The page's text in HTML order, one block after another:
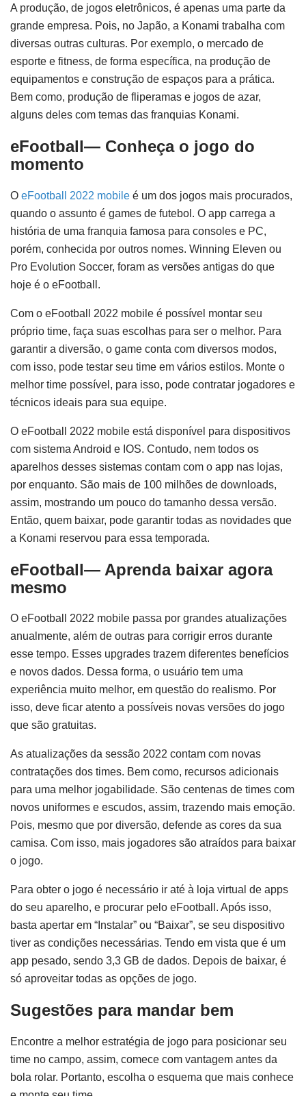
A produção, de jogos eletrônicos, é apenas uma parte da
grande empresa. Pois, no Japão, a Konami trabalha com
diversas outras culturas. Por exemplo, o mercado de
esporte e fitness, de forma específica, na produção de
equipamentos e construção de espaços para a prática.
Bem como, produção de fliperamas e jogos de azar,
alguns deles com temas das franquias Konami.
eFootball— Conheça o jogo do
momento
O eFootball 2022 mobile é um dos jogos mais procurados,
quando o assunto é games de futebol. O app carrega a
história de uma franquia famosa para consoles e PC,
porém, conhecida por outros nomes. Winning Eleven ou
Pro Evolution Soccer, foram as versões antigas do que
hoje é o eFootball.
Com o eFootball 2022 mobile é possível montar seu
próprio time, faça suas escolhas para ser o melhor. Para
garantir a diversão, o game conta com diversos modos,
com isso, pode testar seu time em vários estilos. Monte o
melhor time possível, para isso, pode contratar jogadores e
técnicos ideais para sua equipe.
O eFootball 2022 mobile está disponível para dispositivos
com sistema Android e IOS. Contudo, nem todos os
aparelhos desses sistemas contam com o app nas lojas,
por enquanto. São mais de 100 milhões de downloads,
assim, mostrando um pouco do tamanho dessa versão.
Então, quem baixar, pode garantir todas as novidades que
a Konami reservou para essa temporada.
eFootball— Aprenda baixar agora
mesmo
O eFootball 2022 mobile passa por grandes atualizações
anualmente, além de outras para corrigir erros durante
esse tempo. Esses upgrades trazem diferentes benefícios
e novos dados. Dessa forma, o usuário tem uma
experiência muito melhor, em questão do realismo. Por
isso, deve ficar atento a possíveis novas versões do jogo
que são gratuitas.
As atualizações da sessão 2022 contam com novas
contratações dos times. Bem como, recursos adicionais
para uma melhor jogabilidade. São centenas de times com
novos uniformes e escudos, assim, trazendo mais emoção.
Pois, mesmo que por diversão, defende as cores da sua
camisa. Com isso, mais jogadores são atraídos para baixar
o jogo.
Para obter o jogo é necessário ir até à loja virtual de apps
do seu aparelho, e procurar pelo eFootball. Após isso,
basta apertar em “Instalar” ou “Baixar”, se seu dispositivo
tiver as condições necessárias. Tendo em vista que é um
app pesado, sendo 3,3 GB de dados. Depois de baixar, é
só aproveitar todas as opções de jogo.
Sugestões para mandar bem
Encontre a melhor estratégia de jogo para posicionar seu
time no campo, assim, comece com vantagem antes da
bola rolar. Portanto, escolha o esquema que mais conhece